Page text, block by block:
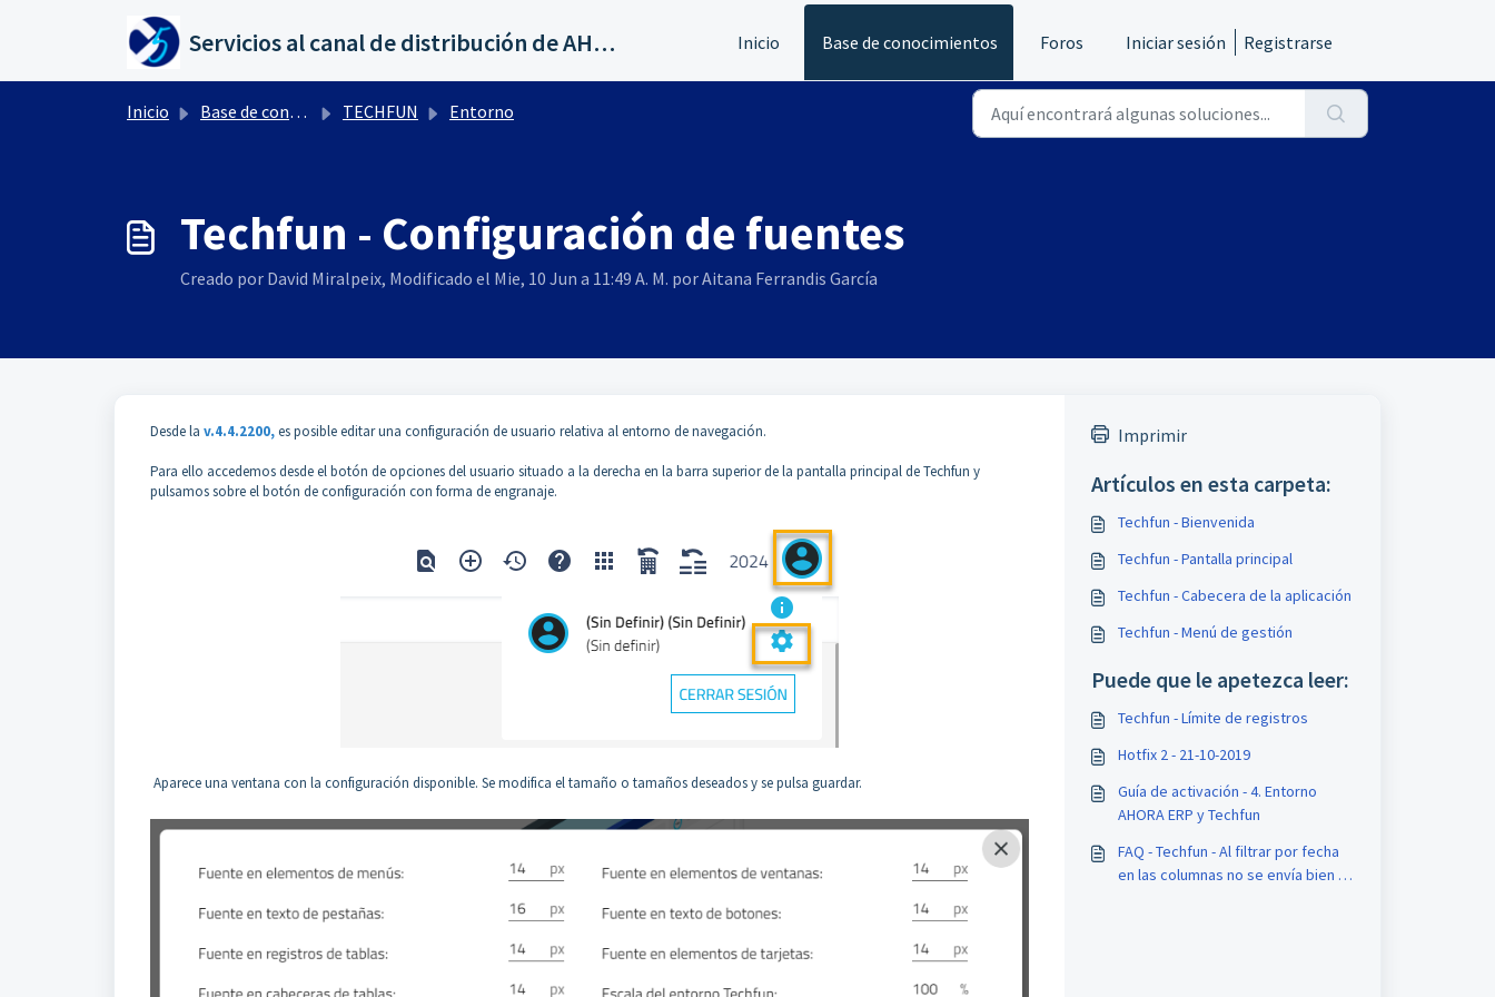
Servicios al canal de distribución de AHORA Inicio Base de conocimientos Foros Iniciar sesión Registrarse
Inicio Base de conocimientos TECHFUN Entorno
Techfun - Configuración de fuentes
Creado por David Miralpeix, Modificado el Mie, 10 Jun a 11:49 A. M. por Aitana Ferrandis García
Desde la v.4.4.2200,es posible editar una configuración de usuario relativa al entorno de navegación.
Para ello accedemos desde el botón de opciones del usuario situado a la derecha en la barra superior de la pantalla principal de Techfun y
pulsamos sobre el botón de configuración con forma de engranaje.
Aparece una ventana con la configuración disponible. Se modifica el tamaño o tamaños deseados y se pulsa guardar.
Imprimir
Artículos en esta carpeta:
Techfun - Bienvenida
Techfun - Pantalla principal
Techfun - Cabecera de la aplicación
Techfun - Menú de gestión
Puede que le apetezca leer:
Techfun - Límite de registros
Hotfix 2 - 21-10-2019
Guía de activación - 4. Entorno
AHORA ERP y Techfun
FAQ - Techfun - Al filtrar por fecha
en las columnas no se envía bien al